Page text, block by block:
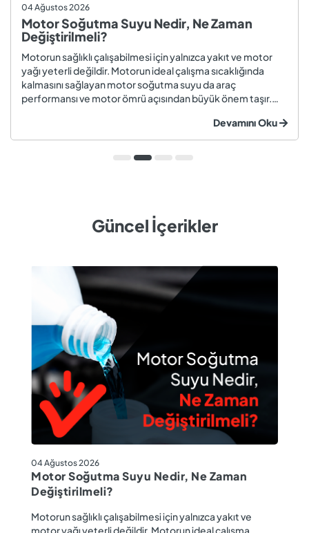
04 Ağustos 2026
Motor Soğutma Suyu Nedir, Ne Zaman
Değiştirilmeli?
Motorun sağlıklı çalışabilmesi için yalnızca yakıt ve motor
yağı yeterli değildir. Motorun ideal çalışma sıcaklığında
kalmasını sağlayan motor soğutma suyu da araç
performansı ve motor ömrü açısından büyük önem taşır.
değiştirilmeyen soğutma suyu; hararet, korozyon, motor
arızaları ve yüksek onarım ma...
Devamını Oku
Güncel İçerikler
04 Ağustos 2026
Motor Soğutma Suyu Nedir, Ne Zaman
Değiştirilmeli?
Motorun sağlıklı çalışabilmesi için yalnızca yakıt ve
motor yağı yeterli değildir. Motorun ideal çalışma